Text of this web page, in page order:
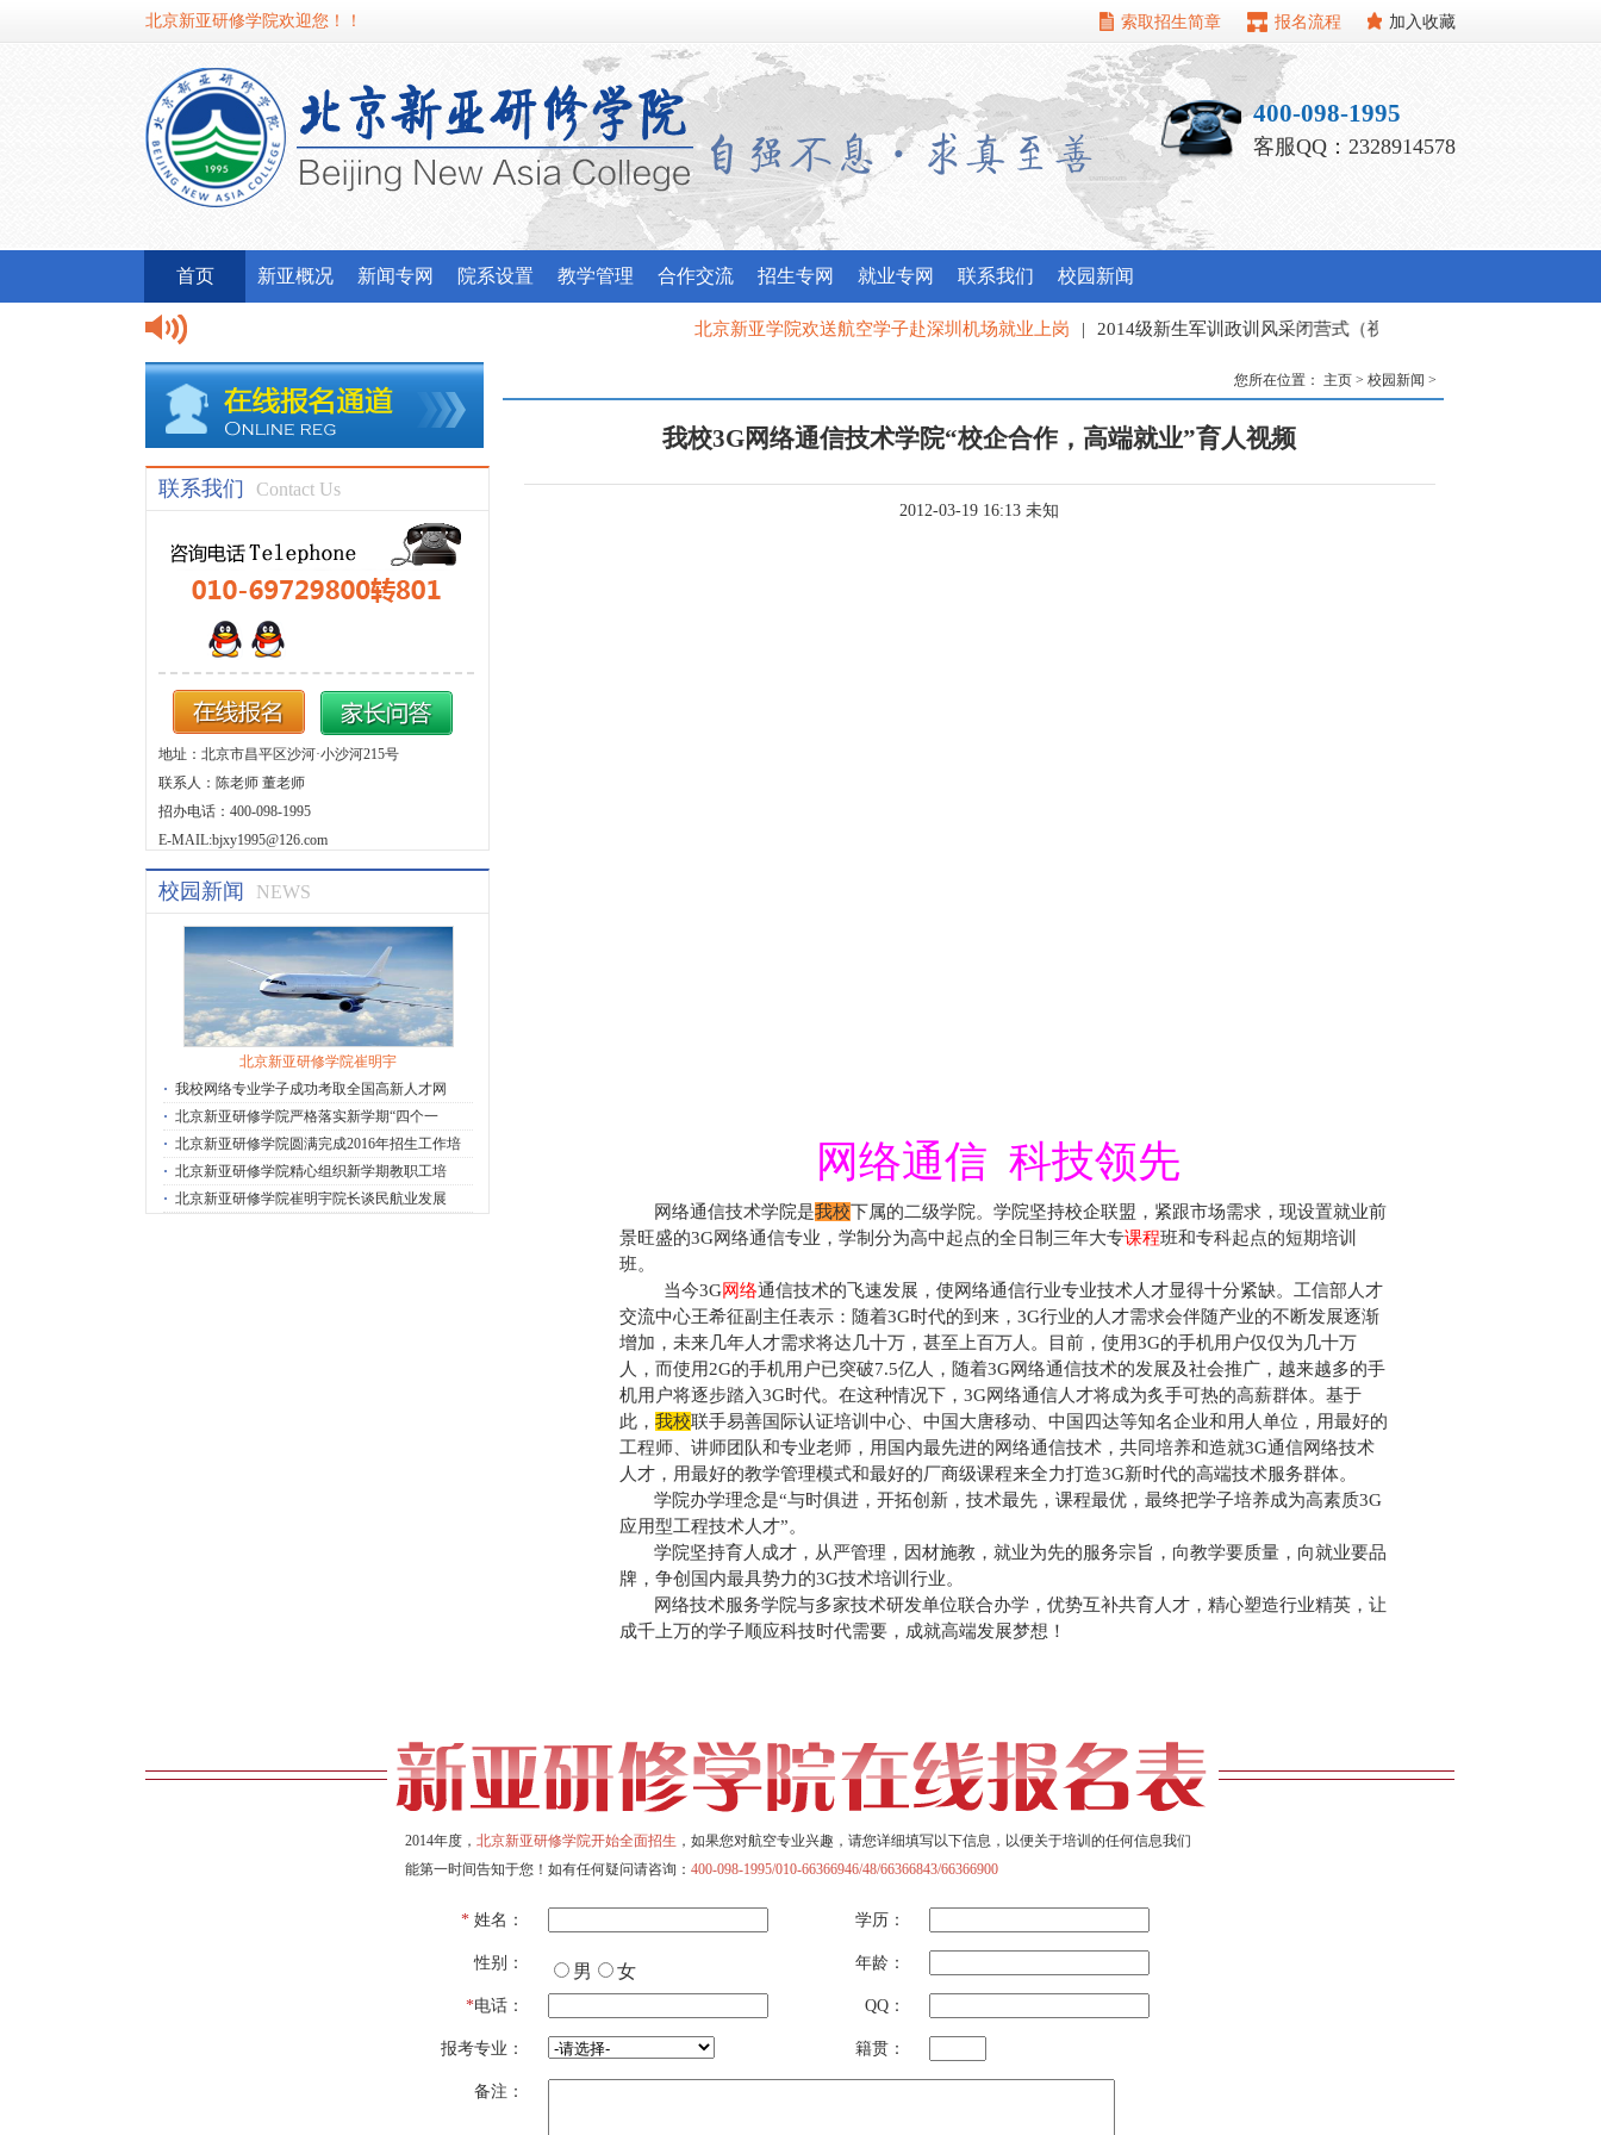
北京新亚研修学院欢迎您！！ 索取招生简章 报名流程 加入收藏
400-098-1995
客服QQ：2328914578
首页 新亚概况 新闻专网 院系设置 教学管理 合作交流 招生专网 就业专网 联系我们 校园新闻
北京新亚学院欢送航空学子赴深圳机场就业上岗 | 2014级新生军训政训风采闭营式（视频）
联系我们 Contact Us
地址：北京市昌平区沙河·小沙河215号
联系人：陈老师 董老师
招办电话：400-098-1995
E-MAIL:bjxy1995@126.com
校园新闻 NEWS
北京新亚研修学院崔明宇
· 我校网络专业学子成功考取全国高新人才网
· 北京新亚研修学院严格落实新学期“四个一
· 北京新亚研修学院圆满完成2016年招生工作培
· 北京新亚研修学院精心组织新学期教职工培
· 北京新亚研修学院崔明宇院长谈民航业发展
您所在位置： 主页 > 校园新闻 >
我校3G网络通信技术学院“校企合作，高端就业”育人视频
2012-03-19 16:13 未知
网络通信 科技领先
网络通信技术学院是我校下属的二级学院。学院坚持校企联盟，紧跟市场需求，现设置就业前
景旺盛的3G网络通信专业，学制分为高中起点的全日制三年大专课程班和专科起点的短期培训
班。
当今3G网络通信技术的飞速发展，使网络通信行业专业技术人才显得十分紧缺。工信部人才
交流中心王希征副主任表示：随着3G时代的到来， 3G行业的人才需求会伴随产业的不断发展逐渐
增加，未来几年人才需求将达几十万，甚至上百万人。目前，使用3G的手机用户仅仅为几十万
人，而使用2G的手机用户已突破7.5亿人，随着3G网络通信技术的发展及社会推广，越来越多的手
机用户将逐步踏入3G时代。在这种情况下， 3G网络通信人才将成为炙手可热的高薪群体。基于
此， 我校联手易善国际认证培训中心、中国大唐移动、中国四达等知名企业和用人单位，用最好的
工程师、讲师团队和专业老师，用国内最先进的网络通信技术，共同培养和造就3G通信网络技术
人才，用最好的教学管理模式和最好的厂商级课程来全力打造3G新时代的高端技术服务群体。
学院办学理念是“与时俱进，开拓创新，技术最先，课程最优，最终把学子培养成为高素质3G
应用型工程技术人才”。
学院坚持育人成才，从严管理，因材施教，就业为先的服务宗旨，向教学要质量，向就业要品
牌，争创国内最具势力的3G技术培训行业。
网络技术服务学院与多家技术研发单位联合办学，优势互补共育人才，精心塑造行业精英，让
成千上万的学子顺应科技时代需要，成就高端发展梦想！
2014年度， 北京新亚研修学院开始全面招生 ，如果您对航空专业兴趣，请您详细填写以下信息，以便关于培训的任何信息我们
能第一时间告知于您！如有任何疑问请咨询： 400-098-1995/010-66366946/48/66366843/66366900
*姓名： 学历：
性别： 男 女 年龄：
*电话： QQ：
报考专业： 籍贯：
备注：